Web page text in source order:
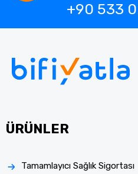
+90 533
ÜRÜNLER
Tamamlayıcı Sağlık Sigortası